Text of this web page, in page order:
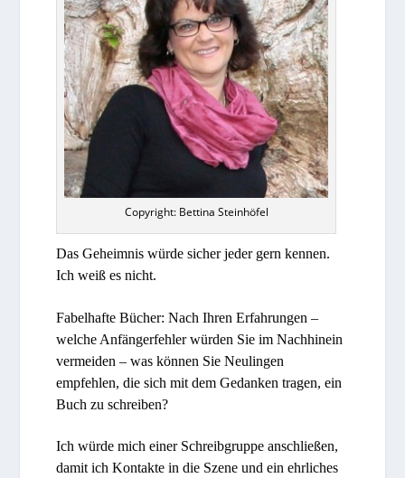
Copyright: Bettina Steinhöfel
Das Geheimnis würde sicher jeder gern kennen.
Ich weiß es nicht.
Fabelhafte Bücher: Nach Ihren Erfahrungen –
welche Anfängerfehler würden Sie im Nachhinein
vermeiden – was können Sie Neulingen
empfehlen, die sich mit dem Gedanken tragen, ein
Buch zu schreiben?
Ich würde mich einer Schreibgruppe anschließen,
damit ich Kontakte in die Szene und ein ehrliches